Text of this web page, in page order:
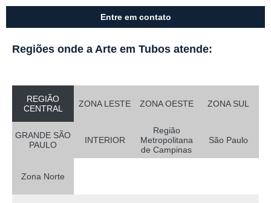
Entre em contato
Regiões onde a Arte em Tubos atende:
REGIÃO
CENTRAL
ZONA LESTE ZONA OESTE ZONA SUL
GRANDE SÃO
PAULO
INTERIOR
Região
Metropolitana
de Campinas
São Paulo
Zona Norte